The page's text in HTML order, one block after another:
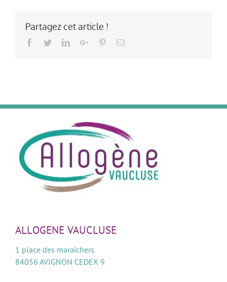
Partagez cet article !
Facebook
TwitterLinkedInGoogle+PinterestEmail
ALLOGENE VAUCLUSE
1 place des maraîchers
84056 AVIGNON CEDEX 9